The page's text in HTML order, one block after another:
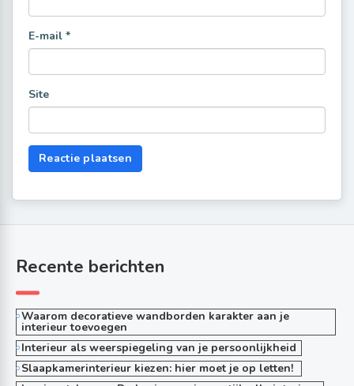
E-mail *
Site
Recente berichten
Waarom decoratieve wandborden karakter aan je
interieur toevoegen
Interieur als weerspiegeling van je persoonlijkheid
Slaapkamerinterieur kiezen: hier moet je op letten!